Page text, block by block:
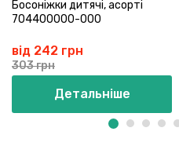
Босоніжки дитячі, асорті
704400000-000
від 242 грн
303 грн
Детальніше